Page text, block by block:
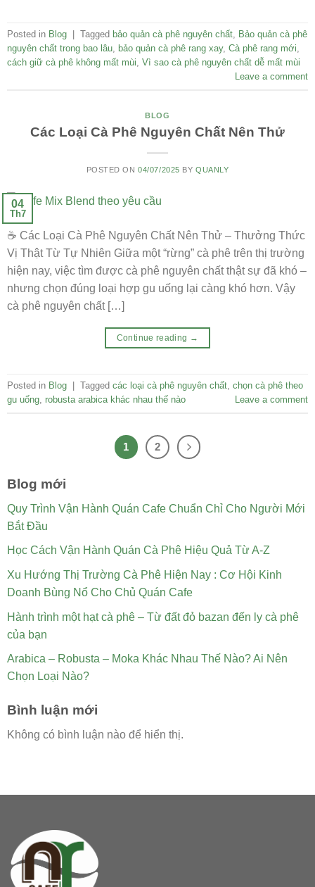
Posted in Blog Tagged bảo quản cà phê nguyên chất, Bảo quản cà phê
nguyên chất trong bao lâu, bảo quản cà phê rang xay, Cà phê rang mới,
cách giữ cà phê không mất mùi, Vì sao cà phê nguyên chất dễ mất mùi
Leave a comment
BLOG
Các Loại Cà Phê Nguyên Chất Nên Thử
POSTED ON04/07/2025 BYQUANLY
04
Th7
☕ Các Loại Cà Phê Nguyên Chất Nên Thử – Thưởng Thức
Vị Thật Từ Tự Nhiên Giữa một “rừng” cà phê trên thị trường
hiện nay, việc tìm được cà phê nguyên chất thật sự đã khó –
nhưng chọn đúng loại hợp gu uống lại càng khó hơn. Vậy
cà phê nguyên chất […]
Continue reading →
Posted in Blog Tagged các loại cà phê nguyên chất, chọn cà phê theo
gu uống, robusta arabica khác nhau thế nào Leave a comment
1 2
Blog mới
Quy Trình Vận Hành Quán Cafe Chuẩn Chỉ Cho Người Mới
Bắt Đầu
Học Cách Vận Hành Quán Cà Phê Hiệu Quả Từ A-Z
Xu Hướng Thị Trường Cà Phê Hiện Nay : Cơ Hội Kinh
Doanh Bùng Nổ Cho Chủ Quán Cafe
Hành trình một hạt cà phê – Từ đất đỏ bazan đến ly cà phê
của bạn
Arabica – Robusta – Moka Khác Nhau Thế Nào? Ai Nên
Chọn Loại Nào?
Bình luận mới
Không có bình luận nào để hiển thị.